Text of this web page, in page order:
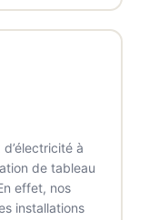
à
de tableau
effet, nos
installations